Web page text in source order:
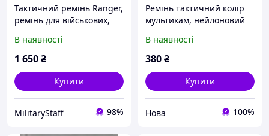
Тактичний ремінь Ranger,
ремінь для військових,
піксель, військовий
ремінь койот, військовий
В наявності
1 650₴
Купити
MilitaryStaff 98%
Ремінь тактичний колір
мультикам, нейлоновий
піксель, міцний ремінь
для військових ЗСУ
В наявності
380₴
Купити
Нова 100%